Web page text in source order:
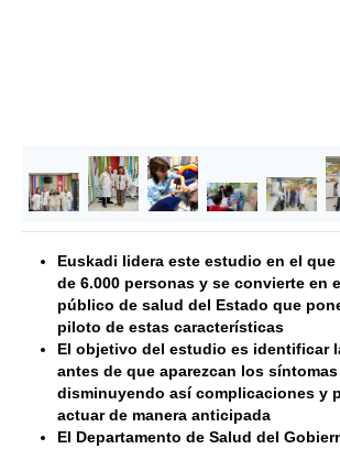
Euskadi lidera este estudio en el
de 6.000 personas y se convierte en
público de salud del Estado que
piloto de estas características
El objetivo del estudio es identificar
antes de que aparezcan los
disminuyendo así complicaciones y
actuar de manera anticipada
El Departamento de Salud del